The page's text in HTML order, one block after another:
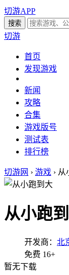
切游APP
切游
首页
发现游戏
新闻
攻略
合集
游戏版号
测试表
排行榜
切游网 › 游戏 › 从
从小跑
开发商： 北
免费 16+
暂无下载